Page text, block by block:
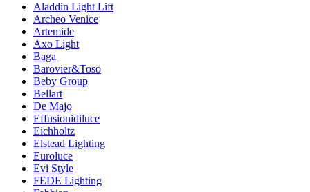
Aladdin Light Lift
Archeo Venice
Artemide
Axo Light
Baga
Barovier&Toso
Beby Group
Bellart
De Majo
Effusionidiluce
Eichholtz
Elstead Lighting
Euroluce
Evi Style
FEDE Lighting